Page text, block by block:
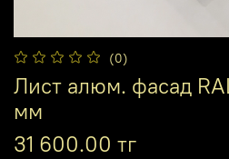
(0)
Лист алюм. фасад
мм
31 600.00 тг